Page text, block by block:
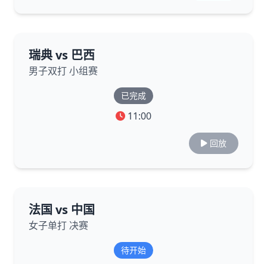
瑞典 vs 巴西
男子双打 小组赛
已完成
11:00
回放
法国 vs 中国
女子单打 决赛
待开始